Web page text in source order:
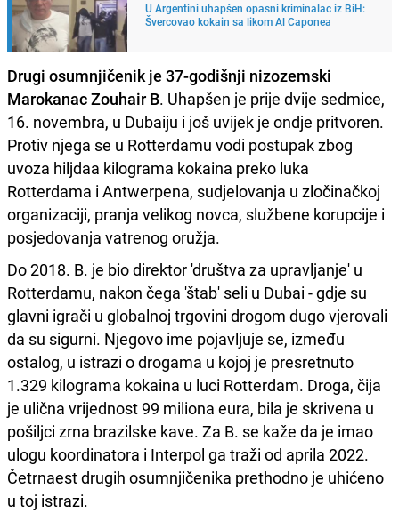
U Argentini uhapšen opasni kriminalac iz BiH:
Švercovao kokain sa likom Al Caponea
Drugi osumnjičenik je 37-godišnji nizozemski
Marokanac Zouhair B. Uhapšen je prije dvije sedmice,
16. novembra, u Dubaiju i još uvijek je ondje pritvoren.
Protiv njega se u Rotterdamu vodi postupak zbog
uvoza hiljdaa kilograma kokaina preko luka
Rotterdama i Antwerpena, sudjelovanja u zločinačkoj
organizaciji, pranja velikog novca, službene korupcije i
posjedovanja vatrenog oružja.
Do 2018. B. je bio direktor 'društva za upravljanje' u
Rotterdamu, nakon čega 'štab' seli u Dubai - gdje su
glavni igrači u globalnoj trgovini drogom dugo vjerovali
da su sigurni. Njegovo ime pojavljuje se, između
ostalog, u istrazi o drogama u kojoj je presretnuto
1.329 kilograma kokaina u luci Rotterdam. Droga, čija
je ulična vrijednost 99 miliona eura, bila je skrivena u
pošiljci zrna brazilske kave. Za B. se kaže da je imao
ulogu koordinatora i Interpol ga traži od aprila 2022.
Četrnaest drugih osumnjičenika prethodno je uhićeno
u toj istrazi.